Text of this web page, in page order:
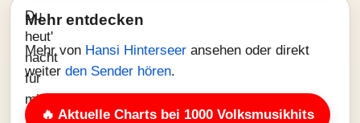
Mehr entdecken
Mehr von Hansi Hinterseer ansehen oder direkt
weiter den Sender hören.
🔥 Aktuelle Charts bei 1000 Volksmusikhits